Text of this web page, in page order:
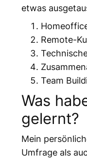
etwas
Remote-
Team
Was
gelernt?
Mein
Umfrage als